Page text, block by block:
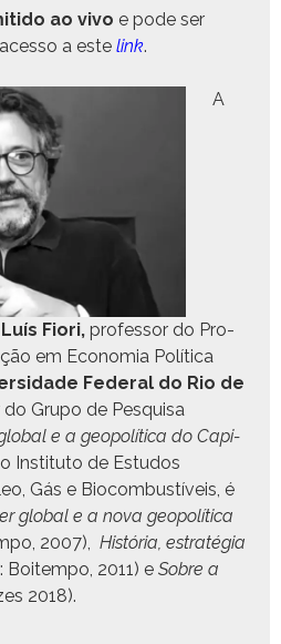
ao vivo e pode ser
a este link.
A
Fiori, pro­fes­sor do Pro­
em Econo­mia Políti­ca
Fed­er­al do Rio de
do Grupo de Pesquisa
e a geopolíti­ca do Cap­i­
Insti­tu­to de Estu­dos
Gás e Bio­com­bustíveis, é
glob­al e a nova geopolíti­ca
2007), História, estraté­gia
Boitem­po, 2011) e Sobre a
2018).